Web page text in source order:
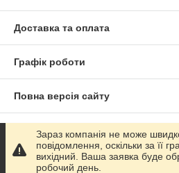
Доставка та оплата
Графік роботи
Повна версія сайту
Сайт створено на маркетплейсі
Політика конфіденційності
Зараз компанія не може
повідомлення, оскільки за її
вихідний. Ваша заявка буде
робочий день.